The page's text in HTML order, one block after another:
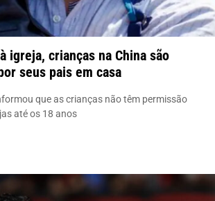
igreja, crianças na China são
seus pais em casa
que as crianças não têm permissão
até os 18 anos